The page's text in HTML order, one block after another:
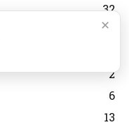
32
2
6
13
×